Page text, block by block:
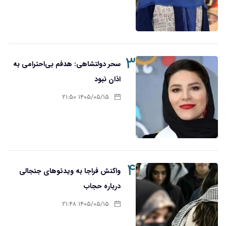
۳ سحر دولتشاهی: هدفم بی‌احترامی به
اذان نبود
۱۴۰۵/۰۵/۱۵ ۲۱:۵۰
۴
واکنش فراجا به ویدئوهای جنجالی
درباره حجاب
۱۴۰۵/۰۵/۱۵ ۲۱:۴۸